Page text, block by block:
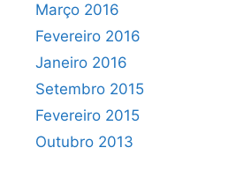
Março 2016
Fevereiro 2016
Janeiro 2016
Setembro 2015
Fevereiro 2015
Outubro 2013